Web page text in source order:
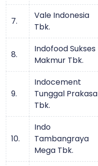
7.
Vale Indonesia
Tbk.
8.
Indofood Sukses
Makmur Tbk.
9.
Indocement
Tunggal Prakasa
Tbk.
10.
Indo
Tambangraya
Mega Tbk.